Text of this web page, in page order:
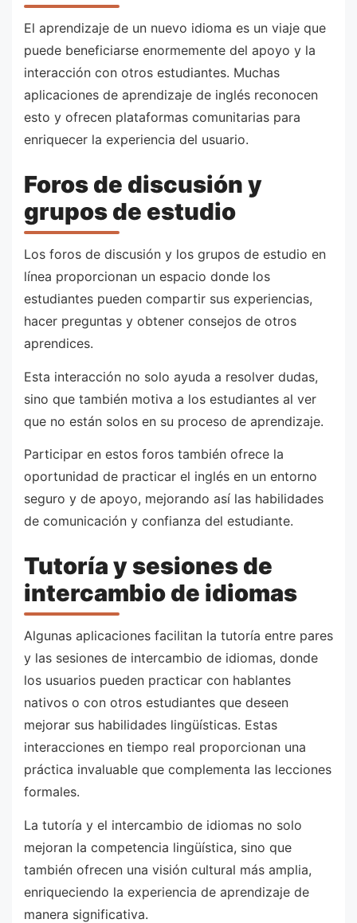
El aprendizaje de un nuevo idioma es un viaje que
puede beneficiarse enormemente del apoyo y la
interacción con otros estudiantes. Muchas
aplicaciones de aprendizaje de inglés reconocen
esto y ofrecen plataformas comunitarias para
enriquecer la experiencia del usuario.
Foros de discusión y
grupos de estudio
Los foros de discusión y los grupos de estudio en
línea proporcionan un espacio donde los
estudiantes pueden compartir sus experiencias,
hacer preguntas y obtener consejos de otros
aprendices.
Esta interacción no solo ayuda a resolver dudas,
sino que también motiva a los estudiantes al ver
que no están solos en su proceso de aprendizaje.
Participar en estos foros también ofrece la
oportunidad de practicar el inglés en un entorno
seguro y de apoyo, mejorando así las habilidades
de comunicación y confianza del estudiante.
Tutoría y sesiones de
intercambio de idiomas
Algunas aplicaciones facilitan la tutoría entre pares
y las sesiones de intercambio de idiomas, donde
los usuarios pueden practicar con hablantes
nativos o con otros estudiantes que deseen
mejorar sus habilidades lingüísticas. Estas
interacciones en tiempo real proporcionan una
práctica invaluable que complementa las lecciones
formales.
La tutoría y el intercambio de idiomas no solo
mejoran la competencia lingüística, sino que
también ofrecen una visión cultural más amplia,
enriqueciendo la experiencia de aprendizaje de
manera significativa.